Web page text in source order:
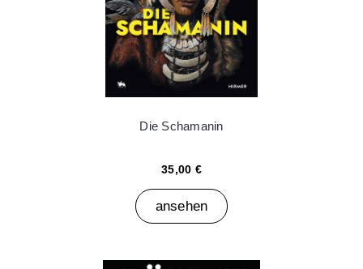
Die Schamanin
35,00 €
ansehen